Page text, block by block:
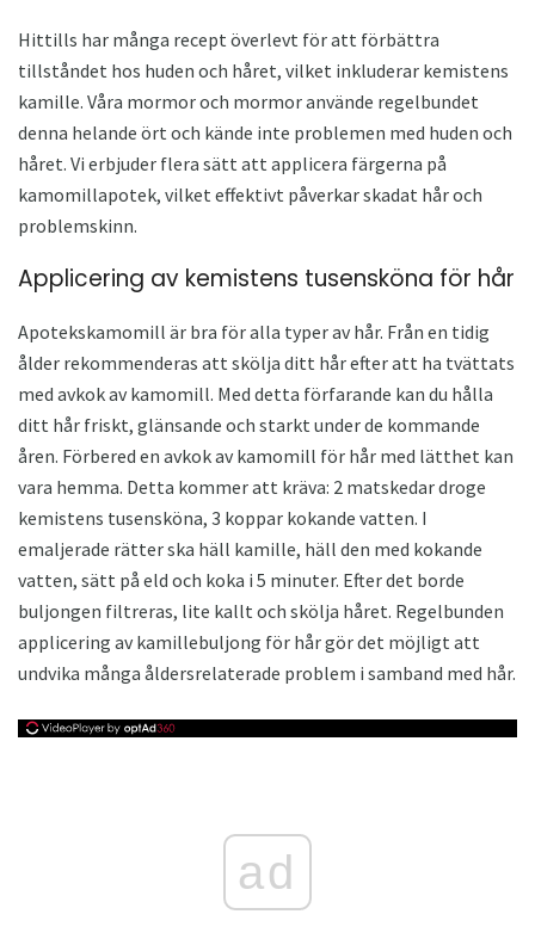
Hittills har många recept överlevt för att förbättra
tillståndet hos huden och håret, vilket inkluderar kemistens
kamille. Våra mormor och mormor använde regelbundet
denna helande ört och kände inte problemen med huden och
håret. Vi erbjuder flera sätt att applicera färgerna på
kamomillapotek, vilket effektivt påverkar skadat hår och
problemskinn.
Applicering av kemistens tusensköna för hår
Apotekskamomill är bra för alla typer av hår. Från en tidig
ålder rekommenderas att skölja ditt hår efter att ha tvättats
med avkok av kamomill. Med detta förfarande kan du hålla
ditt hår friskt, glänsande och starkt under de kommande
åren. Förbered en avkok av kamomill för hår med lätthet kan
vara hemma. Detta kommer att kräva: 2 matskedar droge
kemistens tusensköna, 3 koppar kokande vatten. I
emaljerade rätter ska häll kamille, häll den med kokande
vatten, sätt på eld och koka i 5 minuter. Efter det borde
buljongen filtreras, lite kallt och skölja håret. Regelbunden
applicering av kamillebuljong för hår gör det möjligt att
undvika många åldersrelaterade problem i samband med hår.
ad